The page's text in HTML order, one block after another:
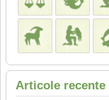
Articole recente